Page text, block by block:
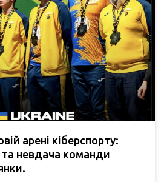
арені кіберспорту:
невдача команди